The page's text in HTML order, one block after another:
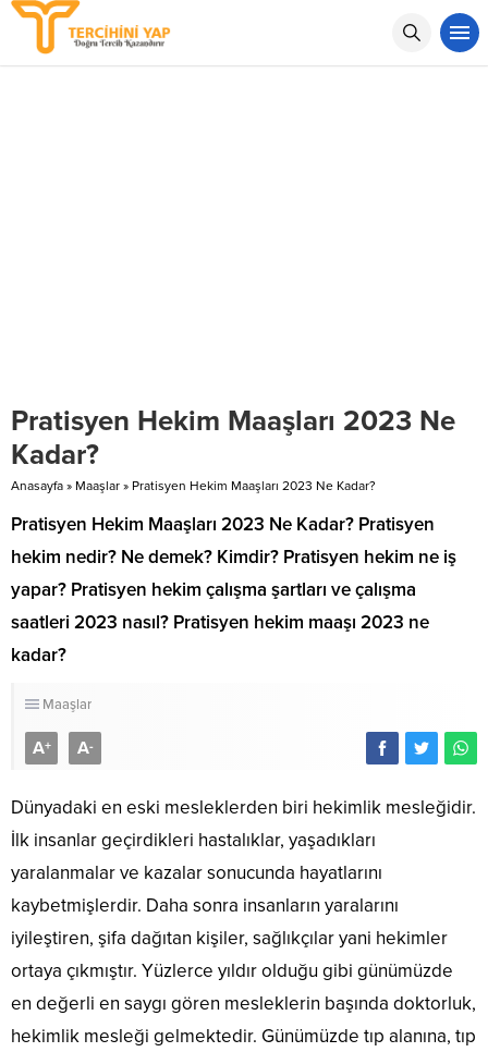
Pratisyen Hekim Maaşları 2023 Ne
Kadar?
Anasayfa » Maaşlar » Pratisyen Hekim Maaşları 2023 Ne Kadar?
Pratisyen Hekim Maaşları 2023 Ne Kadar? Pratisyen
hekim nedir? Ne demek? Kimdir? Pratisyen hekim ne iş
yapar? Pratisyen hekim çalışma şartları ve çalışma
saatleri 2023 nasıl? Pratisyen hekim maaşı 2023 ne
kadar?
Maaşlar
A+ A-
Dünyadaki en eski mesleklerden biri hekimlik mesleğidir.
İlk insanlar geçirdikleri hastalıklar, yaşadıkları
yaralanmalar ve kazalar sonucunda hayatlarını
kaybetmişlerdir. Daha sonra insanların yaralarını
iyileştiren, şifa dağıtan kişiler, sağlıkçılar yani hekimler
ortaya çıkmıştır. Yüzlerce yıldır olduğu gibi günümüzde
en değerli en saygı gören mesleklerin başında doktorluk,
hekimlik mesleği gelmektedir. Günümüzde tıp alanına, tıp